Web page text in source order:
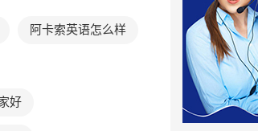
阿卡索英语怎么样
好